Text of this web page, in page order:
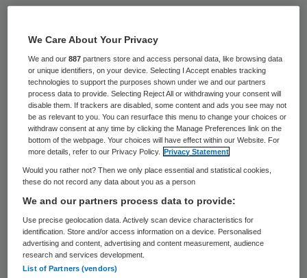
en Revalidatiecentrum De Waarden in de
Drechtsteden en Gorinchem zijn sinds 31
december 2009 gefuseerd. De Waarden is
voortaan een onderdeel van Rijndam en
heet nu Rijndam, locatie De Waarden.
Gevolgen voor patiënt
De raad van bestuur van Rijndam
revalidatiecentrum laat in een persbericht
weten dat de fusie van Rijndam enDe
Waardenvoor patiënten in de praktijk niet
We Care About Your Privacy
We and our887 partners store and access personal data, like browsing data
or unique identifiers, on your device. Selecting I Accept enables tracking
technologies to support the purposes shown under we and our partners
process data to provide. Selecting Reject All or withdrawing your consent will
disable them. If trackers are disabled, some content and ads you see may not
be as relevant to you. You can resurface this menu to change your choices or
withdraw consent at any time by clicking the Manage Preferences link on the
bottom of the webpage. Your choices will have effect within our Website. For
more details, refer to our Privacy Policy.
Privacy Statement
Would you rather not? Then we only place essential and statistical cookies,
these do not record any data about you as a person
We and our partners process data to provide:
Use precise geolocation data. Actively scan device characteristics for
identification. Store and/or access information on a device. Personalised
advertising and content, advertising and content measurement, audience
research and services development.
List of Partners (vendors)